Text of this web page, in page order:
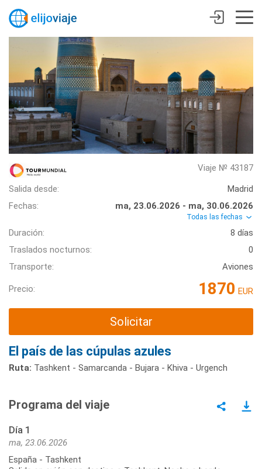
Viaje № 43187
Salida desde:
Madrid
Fechas:
ma, 23.06.2026 - ma, 30.06.2026
Todas las fechas
Duración:
8 días
Traslados nocturnos:
0
Transporte:
Aviones
Precio: 1870 EUR
Solicitar
El país de las cúpulas azules
Ruta: Tashkent - Samarcanda - Bujara - Khiva - Urgench
Programa del viaje
Día 1
ma, 23.06.2026
España - Tashkent